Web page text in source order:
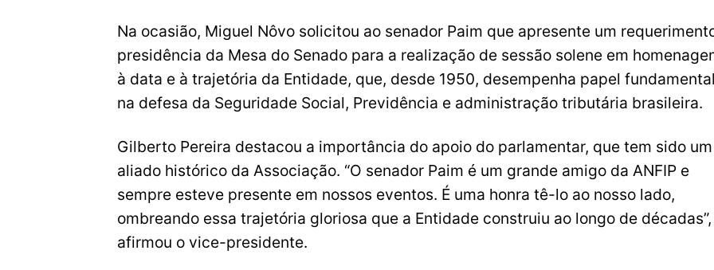
Na ocasião, Miguel Nôvo solicitou ao senador Paim que apresente um
presidência da Mesa do Senado para a realização de sessão solene em
à data e à trajetória da Entidade, que, desde 1950, desempenha papel fundamental
na defesa da Seguridade Social, Previdência e administração tributária brasileira.
Gilberto Pereira destacou a importância do apoio do parlamentar, que tem sido um
aliado histórico da Associação. “O senador Paim é um grande amigo da ANFIP e
sempre esteve presente em nossos eventos. É uma honra tê-lo ao nosso lado,
ombreando essa trajetória gloriosa que a Entidade construiu ao longo de décadas”,
afirmou o vice-presidente.